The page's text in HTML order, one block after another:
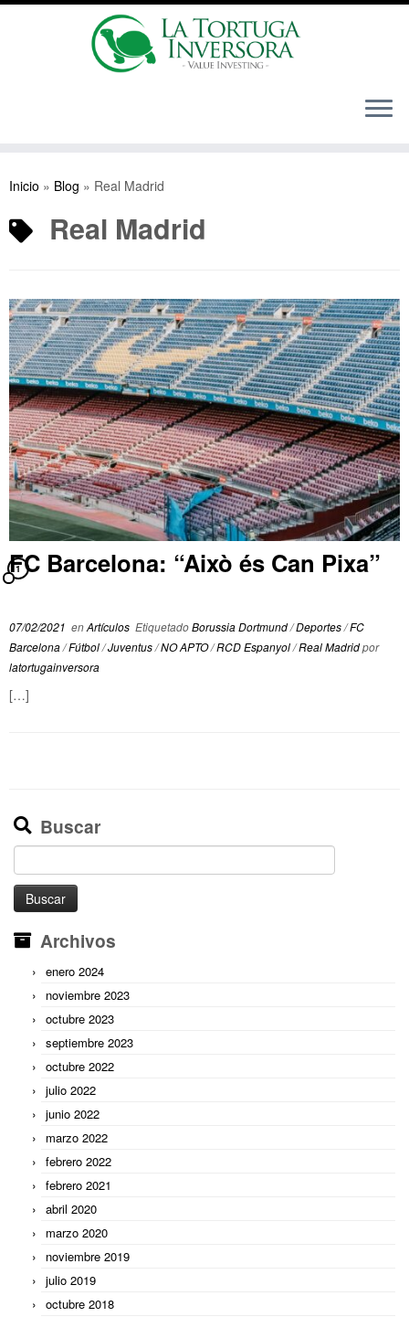
Inicio » Blog » Real Madrid
Real Madrid
FC Barcelona: “Això és Can Pixa”
1
07/02/2021 enArtículos EtiquetadoBorussia Dortmund/Deportes/FC
Barcelona/Fútbol/Juventus/NO APTO/RCD Espanyol/Real Madridpor
latortugainversora
[…]
Buscar
Buscar:
Archivos
enero 2024
noviembre 2023
octubre 2023
septiembre 2023
octubre 2022
julio 2022
junio 2022
marzo 2022
febrero 2022
febrero 2021
abril 2020
marzo 2020
noviembre 2019
julio 2019
octubre 2018